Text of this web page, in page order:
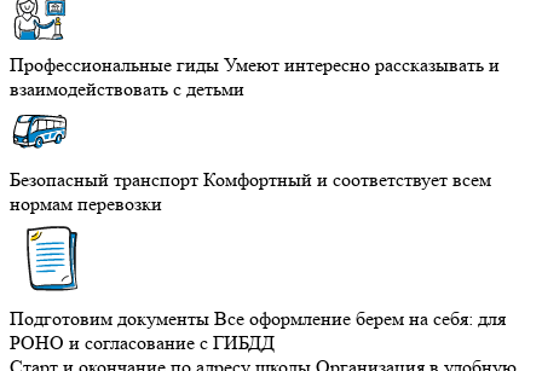
Профессиональные гиды Умеют интересно рассказывать и
взаимодействовать с детьми
Безопасный транспорт Комфортный и соответствует всем
нормам перевозки
Подготовим документы Все оформление берем на себя: для
РОНО и согласование с ГИБДД